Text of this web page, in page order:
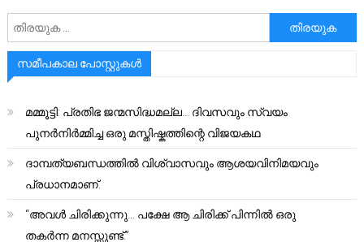
അനേഷിക്കുക
സമീപകാല പോസ്റ്റുകൾ
മമ്മൂട്ടി: പ്രതിഭ ജന്മസിദ്ധമല്ല… ദിവസവും സ്വയം
പുനർനിർമ്മിച്ച ഒരു മസ്തിഷ്കത്തിന്റെ വിജയകഥ
ദാമ്പത്യബന്ധത്തിൽ വിശ്വാസവും ആശയവിനിമയവും
പ്രധാനമാണ്.
“അവൾ ചിരിക്കുന്നു… പക്ഷേ ആ ചിരിക്ക് പിന്നിൽ ഒരു
തകർന്ന മനസ്സുണ്ട്.”